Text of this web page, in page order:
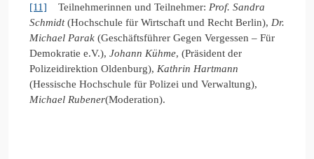
[11] Teilnehmerinnen und Teilnehmer: Prof. Sandra
Schmidt(Hochschule für Wirtschaft und Recht Berlin), Dr.
Michael Parak (Geschäftsführer Gegen Vergessen – Für
Demokratie e.V.), Johann Kühme, (Präsident der
Polizeidirektion Oldenburg), Kathrin Hartmann
(Hessische Hochschule für Polizei und Verwaltung),
Michael Rubener(Moderation).